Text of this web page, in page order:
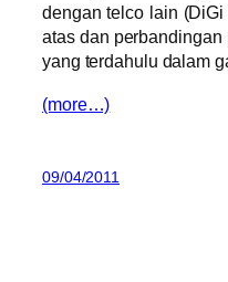
dengan telco lain
atas dan
yang terdahulu dalam
(more…)
09/04/2011